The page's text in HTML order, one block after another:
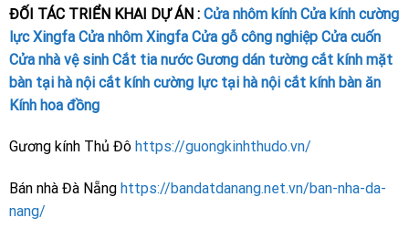
ĐỐI TÁC TRIỂN KHAI DỰ ÁN : Cửa nhôm kính Cửa kính cường
lực Xingfa Cửa nhôm Xingfa Cửa gỗ công nghiệp Cửa cuốn
Cửa nhà vệ sinh Cắt tia nước Gương dán tường cắt kính mặt
bàn tại hà nội cắt kính cường lực tại hà nội cắt kính bàn ăn
Kính hoa đồng
Gương kính Thủ Đô https://guongkinhthudo.vn/
Bán nhà Đà Nẵng https://bandatdanang.net.vn/ban-nha-da-
nang/